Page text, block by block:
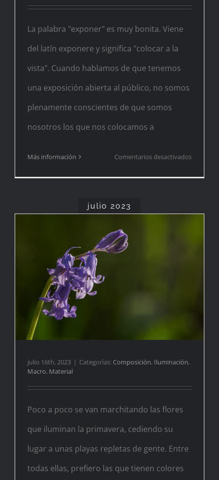
La palabra "exponer" es muy bonita. Viene
del latín exponere y significa "colocar a la
vista". Cuando hablamos de que tenemos
una exposición abierta al público, no somos
plenamente conscientes de que somos
nosotros los que nos colocamos a
Más información Comentarios desactivadosen
julio 2023
julio 16th, 2023 | Categorías: Composición, Iluminación,
Macro, Material
Poco a poco se van marchitando las flores
que iluminan la primavera, cediendo su
lugar a unas playas repletas de gente. Entre
todas ellas, prefiero las que tienen colores